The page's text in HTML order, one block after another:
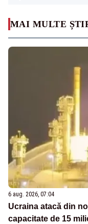
MAI MULTE
6 aug. 2026, 07:04
Ucraina atacă din
capacitate de 15